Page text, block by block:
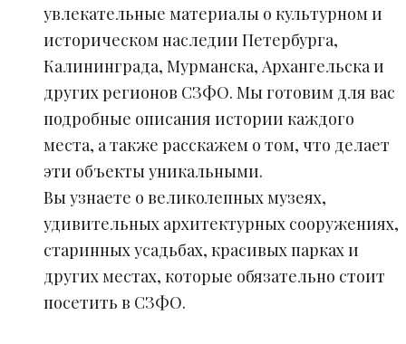
увлекательные материалы о культурном и
историческом наследии Петербурга,
Калининграда, Мурманска, Архангельска и
других регионов СЗФО. Мы готовим для вас
подробные описания истории каждого
места, а также расскажем о том, что делает
эти объекты уникальными.
Вы узнаете о великолепных музеях,
удивительных архитектурных сооружениях,
старинных усадьбах, красивых парках и
других местах, которые обязательно стоит
посетить в СЗФО.